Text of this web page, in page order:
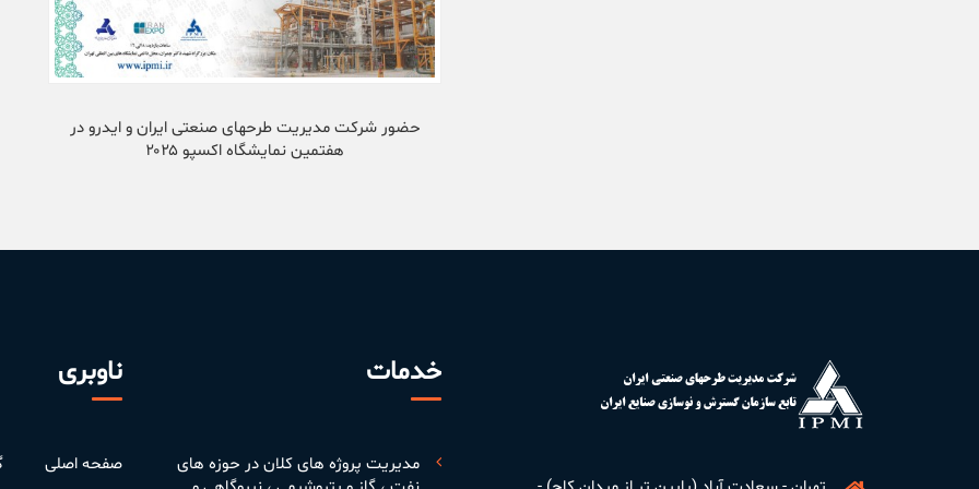
حضور شرکت‌ مدیریت طرحهای صنعتی ایران و ایدرو در
هفتمین نمایشگاه اکسپو ۲۰۲۵
خدمات
مدیریت پروژه های کلان در حوزه های
ناوبری
صفحه اصلی